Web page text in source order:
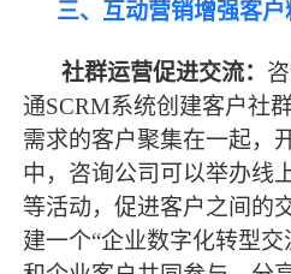
三、互动营销增强客户
社群运营促进交流：
通SCRM系统创建客户社
需求的客户聚集在一起，
中，咨询公司可以举办线
等活动，促进客户之间的
建一个“企业数字化转型